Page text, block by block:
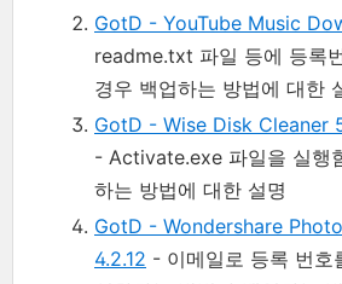
GotD - YouTube Music
readme.txt 파일 등에 등록
경우 백업하는 방법에 대한
GotD - Wise Disk Cleaner
- Activate.exe 파일을 실행
하는 방법에 대한 설명
GotD - Wondershare
4.2.12 - 이메일로 등록 번호